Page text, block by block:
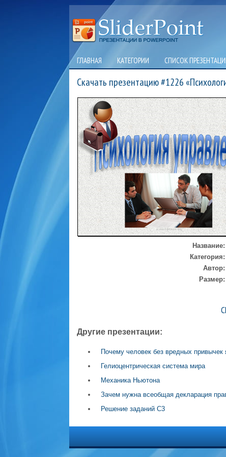
ГЛАВНАЯ КАТЕГОРИИ СПИСОК
Скачать презентацию #1226
Название:
Категория:
Автор:
Размер:
Другие презентации:
Почему человек без вредных
Гелиоцентрическая система мира
Механика Ньютона
Зачем нужна всеобщая декларация
Решение заданий С3